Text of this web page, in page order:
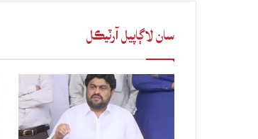
سان لاڳاپيل آرٽيڪل